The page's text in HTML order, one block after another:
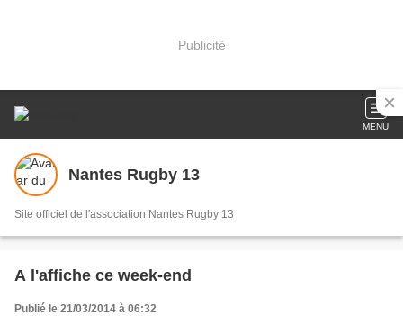
Publicité
MENU
Nantes Rugby 13
Site officiel de l'association Nantes Rugby 13
A l'affiche ce week-end
Publié le 21/03/2014 à 06:32